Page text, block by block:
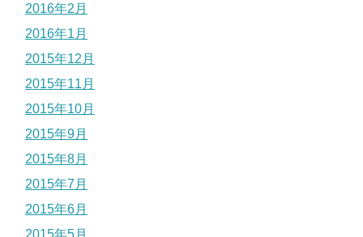
2016年2月
2016年1月
2015年12月
2015年11月
2015年10月
2015年9月
2015年8月
2015年7月
2015年6月
2015年5月